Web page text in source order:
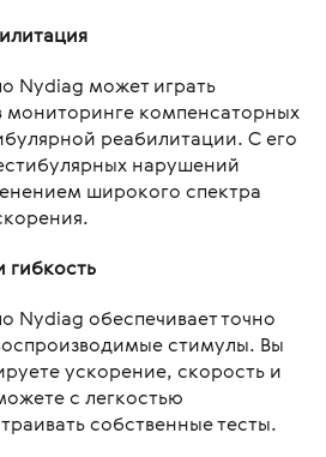
Nydiag может играть
мониторинге компенсаторных
реабилитации. С его
нарушений
широкого спектра
гибкость
Nydiag обеспечивает точно
стимулы. Вы
ускорение, скорость и
с легкостью
собственные тесты.